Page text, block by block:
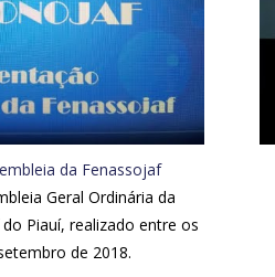
da Fenassojaf
Geral Ordinária da
Piauí, realizado entre os
de 2018.